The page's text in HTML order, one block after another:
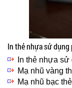
In thẻ nhựa sử dụng
In thẻ nhựa
Mạ nhũ vàng
Mạ nhũ bạc